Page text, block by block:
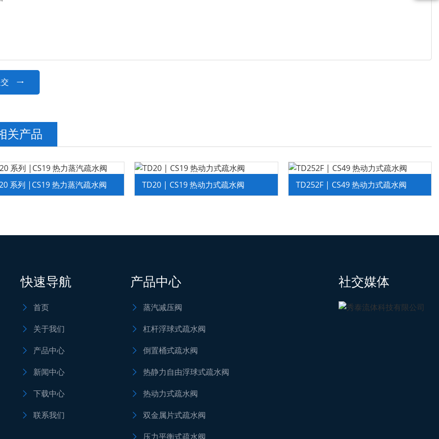

关产品
系列 |CS19 热力蒸汽疏水阀 TD20 | CS19 热动力式疏水阀 TD252F | CS49 热动力式疏水阀
快速导航
 首页
 关于我们
 产品中心
 新闻中心
 下载中心
 联系我们
产品中心
 蒸汽减压阀
 杠杆浮球式疏水阀
 倒置桶式疏水阀
 热静力自由浮球式疏水阀
 热动力式疏水阀
 双金属片式疏水阀
 压力平衡式疏水阀
社交媒体